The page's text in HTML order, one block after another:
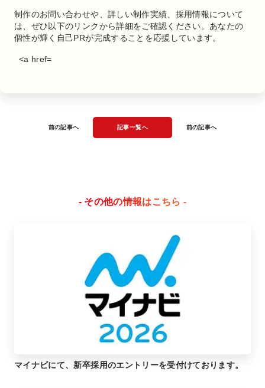
制作のお問い合わせや、詳しい制作実績、採用情報について
は、ぜひ以下のリンクから詳細をご確認ください。あなたの
個性が輝く自己PRが完成することを応援しています。
<a href=
前の記事へ 記事一覧へ 前の記事へ
- その他の情報はこちら -
マイナビにて、新卒採用のエントリーを受付けております。